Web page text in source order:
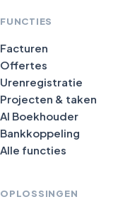
FUNCTIES
Facturen
Offertes
Urenregistratie
Projecten & taken
AI Boekhouder
Bankkoppeling
Alle functies
OPLOSSINGEN